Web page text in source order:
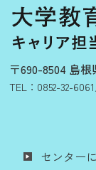
〒690-8504 島
TEL： 0852-32-6061
センター